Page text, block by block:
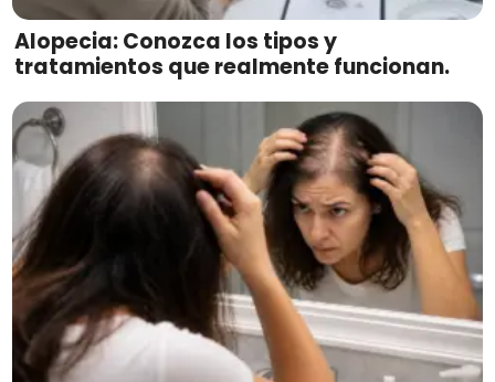
Alopecia: Conozca los tipos y
tratamientos que realmente funcionan.